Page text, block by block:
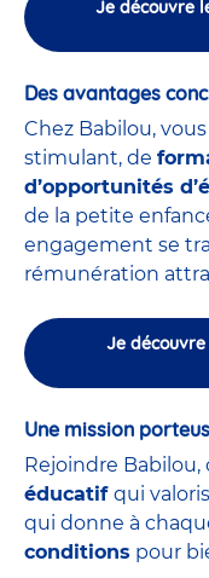
Je découvre
Des avantages
Chez Babilou,
stimulant, de
d’opportunités
de la petite
engagement se
rémunération
Je
Une mission
Rejoindre Babilou,
éducatif qui
qui donne à
conditions pour